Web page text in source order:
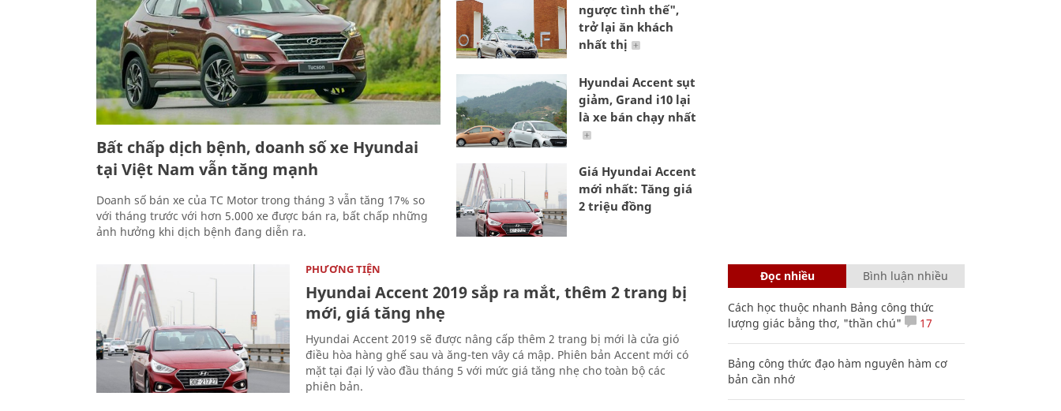
Bất chấp dịch bệnh, doanh số xe Hyundai
tại Việt Nam vẫn tăng mạnh
Doanh số bán xe của TC Motor trong tháng 3 vẫn tăng 17% so
với tháng trước với hơn 5.000 xe được bán ra, bất chấp những
ảnh hưởng khi dịch bệnh đang diễn ra.
ngược tình thế",
trở lại ăn khách
nhất thị
Hyundai Accent sụt
giảm, Grand i10 lại
là xe bán chạy nhất
Giá Hyundai Accent
mới nhất: Tăng giá
2 triệu đồng
PHƯƠNG TIỆN
Hyundai Accent 2019 sắp ra mắt, thêm 2 trang bị
mới, giá tăng nhẹ
Hyundai Accent 2019 sẽ được nâng cấp thêm 2 trang bị mới là cửa gió
điều hòa hàng ghế sau và ăng-ten vây cá mập. Phiên bản Accent mới có
mặt tại đại lý vào đầu tháng 5 với mức giá tăng nhẹ cho toàn bộ các
phiên bản.
Đọc nhiều Bình luận nhiều
Cách học thuộc nhanh Bảng công thức
lượng giác bằng thơ, "thần chú"
17
Bảng công thức đạo hàm nguyên hàm cơ
bản cần nhớ